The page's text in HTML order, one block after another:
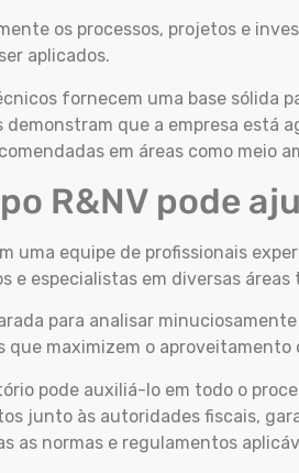
os processos, projetos e
aplicados.
fornecem uma base sólida
demonstram que a empresa está
em áreas como meio
R&NV pode
uma equipe de profissionais
e especialistas em diversas áreas
para analisar
que maximizem o aproveitamento
pode auxiliá-lo em todo o
junto às autoridades fiscais,
as normas e regulamentos